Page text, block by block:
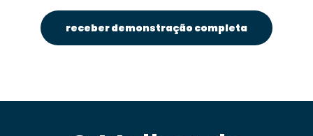
receber demonstração completa